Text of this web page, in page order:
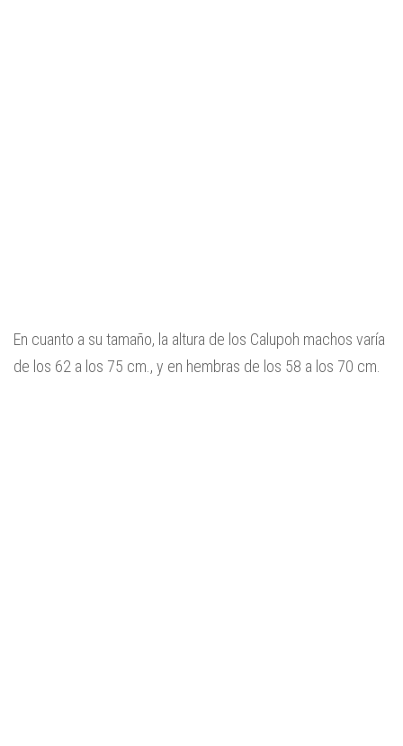
En cuanto a su tamaño, la altura de los Calupoh machos varía
de los 62 a los 75 cm., y en hembras de los 58 a los 70 cm.